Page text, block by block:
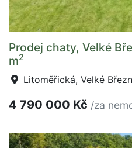
Prodej chaty, Velké
m2
Litoměřická, Velké
4 790 000 Kč /za